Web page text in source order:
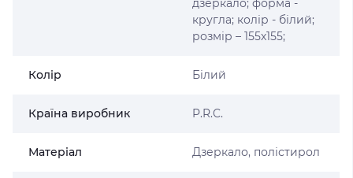
дзеркало; форма -
кругла; колір - білий;
розмір – 155х155;
Колір Білий
Країна виробник P.R.C.
Матеріал Дзеркало, полістирол